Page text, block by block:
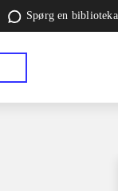
Spørg en